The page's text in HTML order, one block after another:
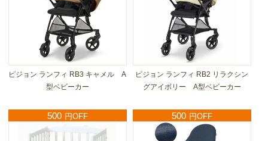
ピジョン ランフィ RB3 キャメル A
型ベビーカー
ピジョン ランフィ RB2 リラクシン
グアイボリー A型ベビーカー
500 円OFF 500 円OFF